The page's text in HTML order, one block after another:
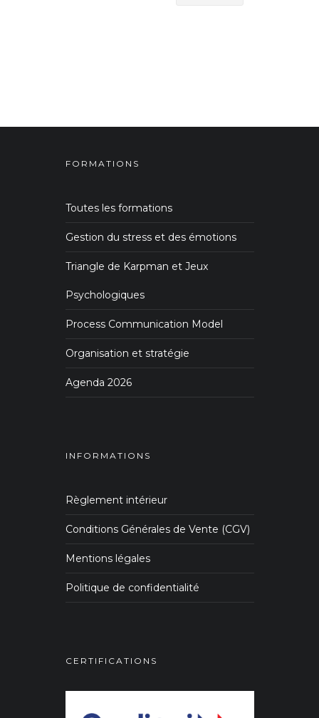
FORMATIONS
Toutes les formations
Gestion du stress et des émotions
Triangle de Karpman et Jeux
Psychologiques
Process Communication Model
Organisation et stratégie
Agenda 2026
INFORMATIONS
Règlement intérieur
Conditions Générales de Vente (CGV)
Mentions légales
Politique de confidentialité
CERTIFICATIONS